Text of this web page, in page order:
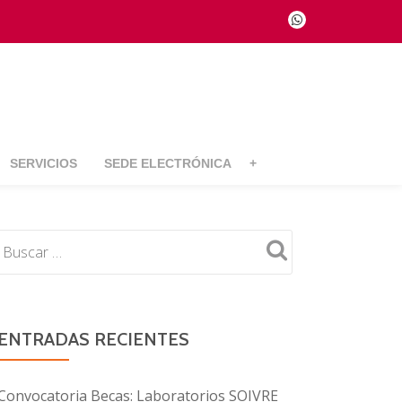
fa-
whatsapp
SERVICIOS SEDE ELECTRÓNICA +
RECIENTES
Becas: Laboratorios SOIVRE